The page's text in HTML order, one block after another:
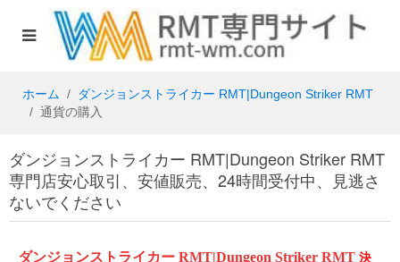
ホーム
ダンジョンストライカー RMT|Dungeon Striker RMT
通貨の購入
ダンジョンストライカー RMT|Dungeon Striker RMT
専門店安心取引、安値販売、24時間受付中、見逃さ
ないでください
ダンジョンストライカー RMT|Dungeon Striker RMT 決